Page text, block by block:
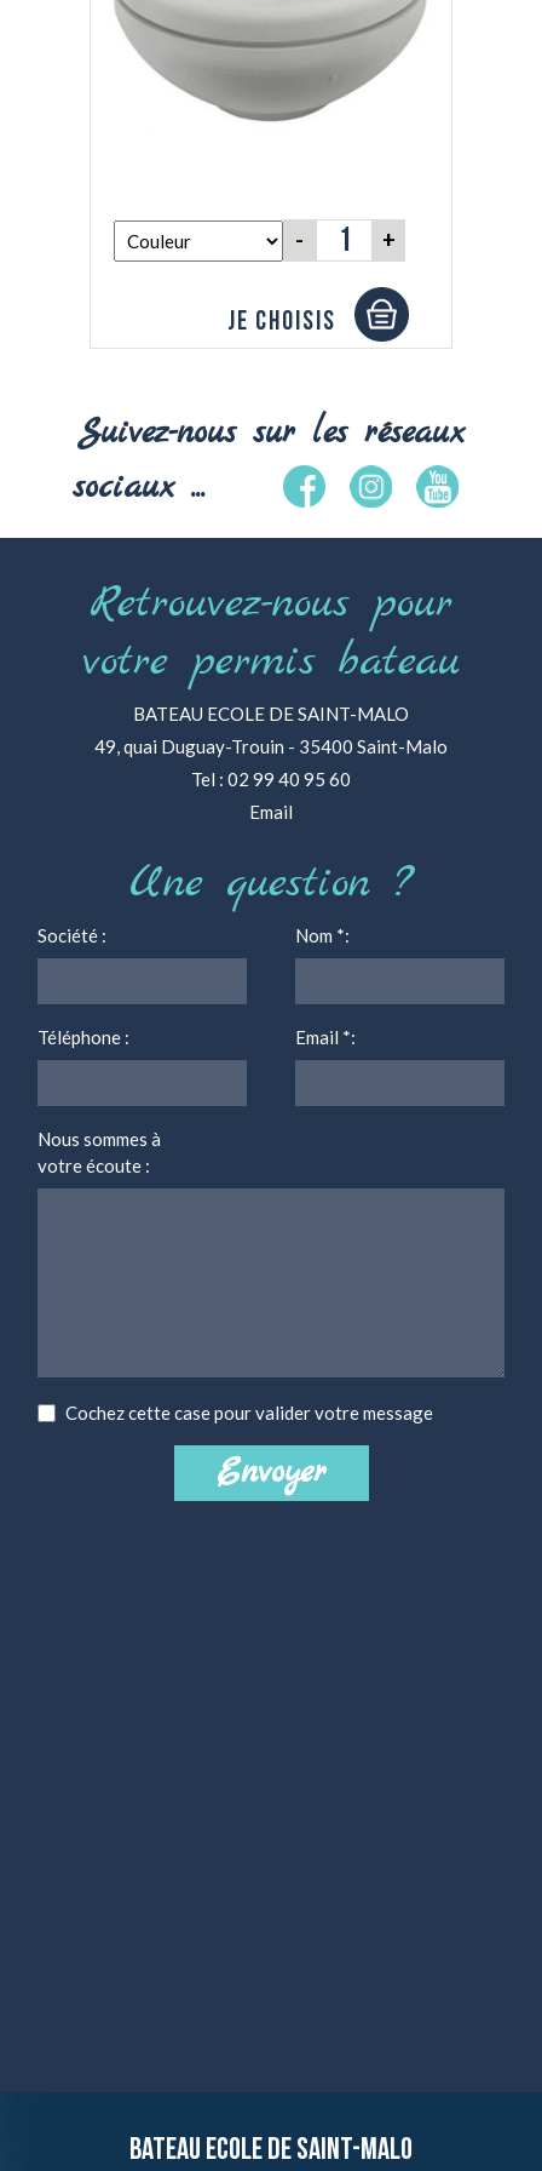
- +
Je choisis
Suivez-nous sur les réseaux
sociaux ...
Retrouvez-nous pour
votre permis bateau
BATEAU ECOLE DE SAINT-MALO
49, quai Duguay-Trouin - 35400 Saint-Malo
Tel : 02 99 40 95 60
Email
Une question ?
Société : Nom *:
Téléphone : Email *:
Nous sommes à
votre écoute :
Cochez cette case pour valider votre message
BATEAU ECOLE DE SAINT-MALO